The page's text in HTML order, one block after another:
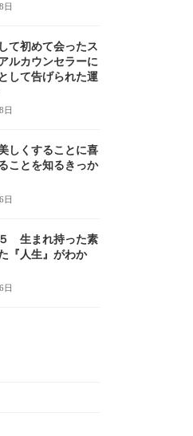
日
て初めて会ったス
ルカウンセラーに
して告げられた運
日
しくすることに喜
ことを知るきっか
日
生まれ持った素
『人生』がわか
日